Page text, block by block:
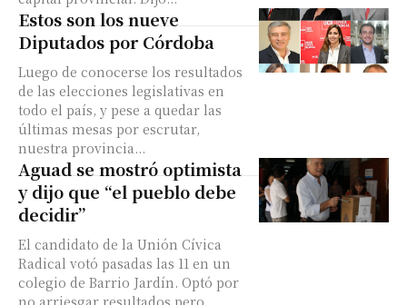
Estos son los nueve
Diputados por Córdoba
Luego de conocerse los resultados
de las elecciones legislativas en
todo el país, y pese a quedar las
últimas mesas por escrutar,
nuestra provincia...
Aguad se mostró optimista
y dijo que “el pueblo debe
decidir”
El candidato de la Unión Cívica
Radical votó pasadas las 11 en un
colegio de Barrio Jardín. Optó por
no arriesgar resultados pero